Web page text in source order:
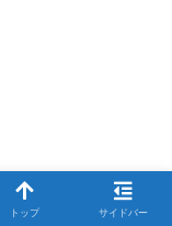
トップ サイドバー